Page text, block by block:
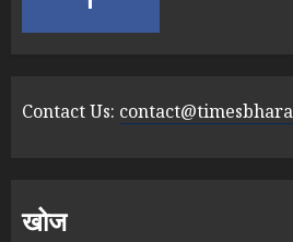
Contact Us:
खोज